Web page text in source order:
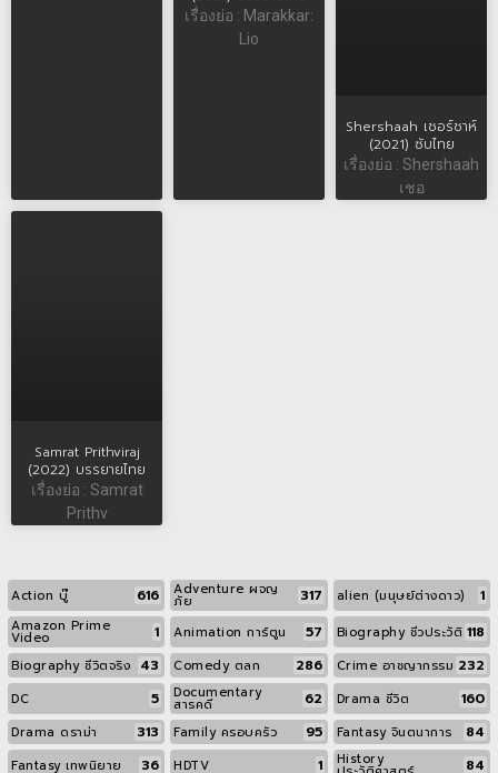
เรื่องย่อ : Marakkar:
Lio
Shershaah เชอร์ชาห์
(2021) ซับไทย
เรื่องย่อ : Shershaah
เชอ
Samrat Prithviraj
(2022) บรรยายไทย
เรื่องย่อ : Samrat
Prithv
Action บู๊ 616 Adventure ผจญ
ภัย 317 alien (มนุษย์ต่างดาว) 1
Amazon Prime
Video 1 Animation การ์ตูน 57 Biography ชีวประวัติ 118
Biography ชีวิตจริง 43 Comedy ตลก 286 Crime อาชญากรรม 232
DC 5 Documentary
สารคดี 62 Drama ชีวิต 160
Drama ดราม่า 313 Family ครอบครัว 95 Fantasy จินตนาการ 84
Fantasy เทพนิยาย 36 HDTV 1 History 84